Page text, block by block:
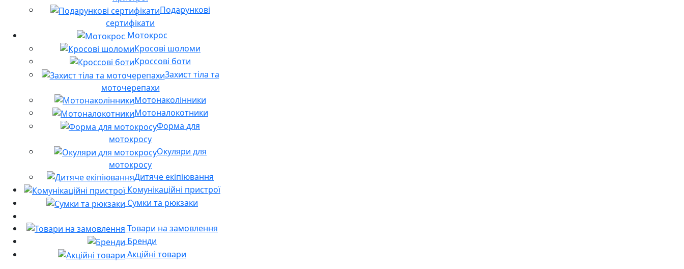
Подарункові
сертифікати
Мотокрос
Кросові шоломи
Кроссові боти
Захист тіла та
моточерепахи
Мотонаколінники
Мотоналокотники
Форма для
мотокросу
Окуляри для
мотокросу
Дитяче екіпіювання
Комунікаційні пристрої
Сумки та рюкзаки
Товари на замовлення
Бренди
Акційні товари